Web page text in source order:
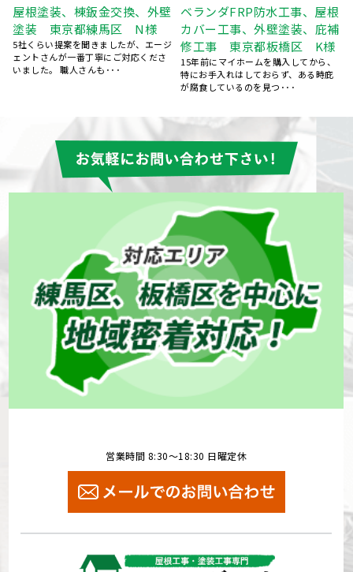
ベランダFRP防水工事、屋根
カバー工事、外壁塗装、庇補
修工事 東京都板橋区 K様
15年前にマイホームを購入してから、
特にお手入れはしておらず、ある時庇
屋根葺き替え工事 瓦屋根か
ら金属屋根へ 雨漏り修理
東京都練馬区 S様
台風のあと、雨の日に雨漏りして、ホ
ームページで探して電話しました。 見
てもらう･･･
営業時間 8:30～18:30 日曜定休